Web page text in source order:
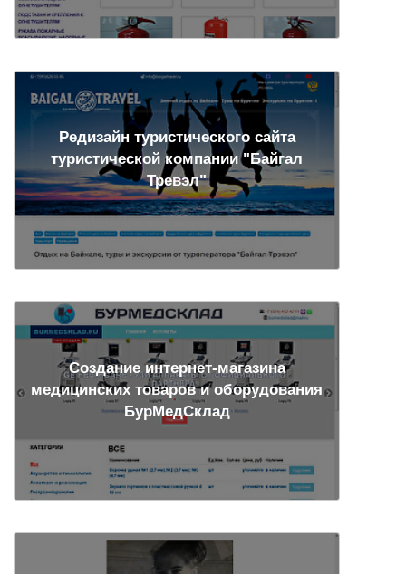
Редизайн туристического сайта
туристической компании "Байгал
Тревэл"
Создание интернет-магазина
медицинских товаров и оборудования
БурМедСклад